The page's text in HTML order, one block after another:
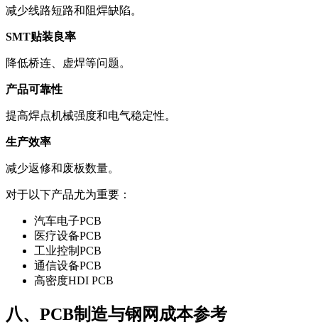
减少线路短路和阻焊缺陷。
SMT贴装良率
降低桥连、虚焊等问题。
产品可靠性
提高焊点机械强度和电气稳定性。
生产效率
减少返修和废板数量。
对于以下产品尤为重要：
汽车电子PCB
医疗设备PCB
工业控制PCB
通信设备PCB
高密度HDI PCB
八、PCB制造与钢网成本参考